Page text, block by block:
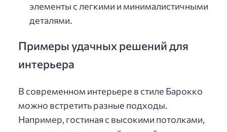
элементы с легкими и минималистичными
деталями.
Примеры удачных решений для
интерьера
В современном интерьере в стиле Барокко
можно встретить разные подходы.
Например, гостиная с высокими потолками,